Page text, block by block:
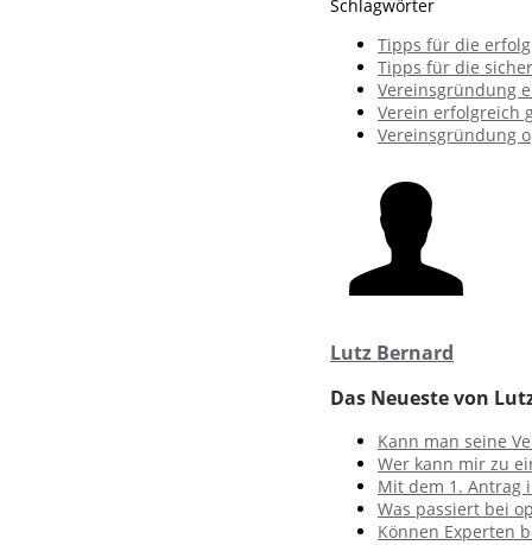
Schlagwörter
Tipps für die
Tipps für die
Vereinsgründung
Verein erfolgreich
Vereinsgründung
Lutz Bernard
Das Neueste von
Kann man seine
Wer kann mir zu
Mit dem 1. Antrag
Was passiert bei
Können Experten